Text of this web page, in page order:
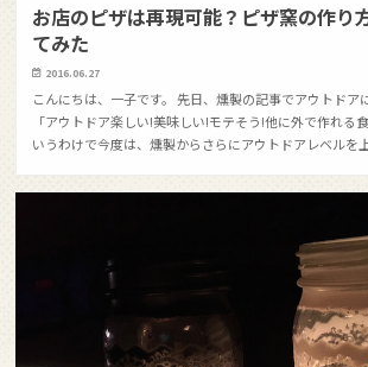
お店のピザは再現可能？ピザ窯の作り
てみた
2016.06.27
こんにちは、一子です。 先日、燻製の記事でアウトドア
「アウトドア楽しい!美味しい!モテそう!他に外で作れる
いうわけで今度は、燻製からさらにアウトドアレベルを